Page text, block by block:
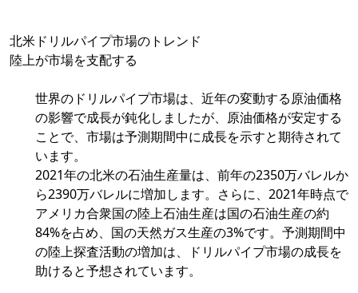
北米ドリルパイプ市場のトレンド
陸上が市場を支配する
世界のドリルパイプ市場は、近年の変動する原油価格
の影響で成長が鈍化しましたが、原油価格が安定する
ことで、市場は予測期間中に成長を示すと期待されて
います。
2021年の北米の石油生産量は、前年の2350万バレルか
ら2390万バレルに増加します。さらに、2021年時点で
アメリカ合衆国の陸上石油生産は国の石油生産の約
84%を占め、国の天然ガス生産の3%です。予測期間中
の陸上探査活動の増加は、ドリルパイプ市場の成長を
助けると予想されています。